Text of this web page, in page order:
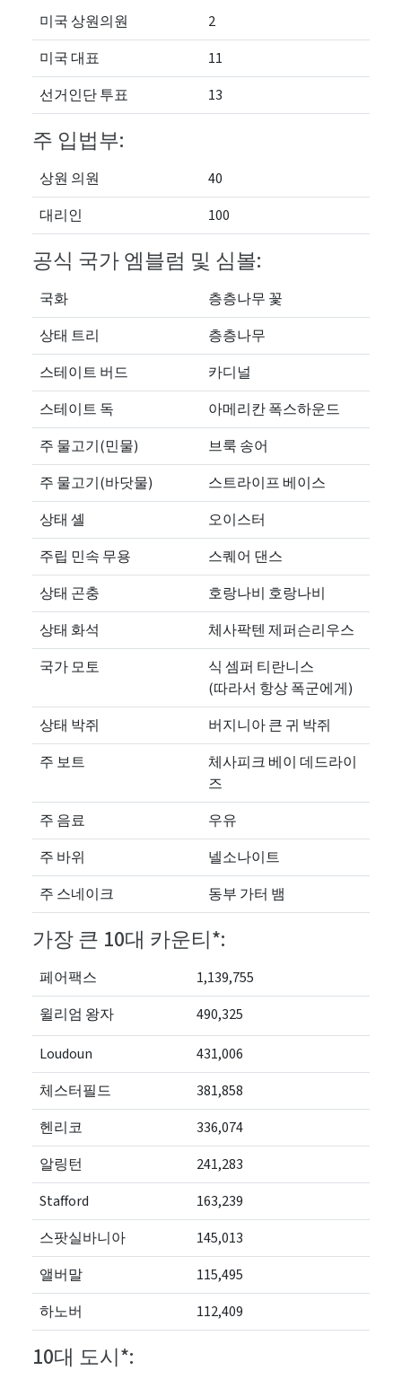
미국 상원의원
2
미국 대표
11
선거인단 투표
13
주 입법부:
상원 의원
40
대리인
100
공식 국가 엠블럼 및 심볼:
국화
층층나무 꽃
상태 트리
층층나무
스테이트 버드
카디널
스테이트 독
아메리칸 폭스하운드
주 물고기(민물)
브룩 송어
주 물고기(바닷물)
스트라이프 베이스
상태 셸
오이스터
주립 민속 무용
스퀘어 댄스
상태 곤충
호랑나비 호랑나비
상태 화석
체사팍텐 제퍼슨리우스
국가 모토
식 셈퍼 티란니스
(따라서 항상 폭군에게)
상태 박쥐
버지니아 큰 귀 박쥐
주 보트
체사피크 베이 데드라이
즈
주 음료
우유
주 바위
넬소나이트
주 스네이크
동부 가터 뱀
가장 큰 10대 카운티*:
페어팩스
1,139,755
윌리엄 왕자
490,325
Loudoun
431,006
체스터필드
381,858
헨리코
336,074
알링턴
241,283
Stafford
163,239
스팟실바니아
145,013
앨버말
115,495
하노버
112,409
10대 도시*: